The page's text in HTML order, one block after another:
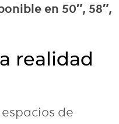
en 50″, 58″,
realidad
de